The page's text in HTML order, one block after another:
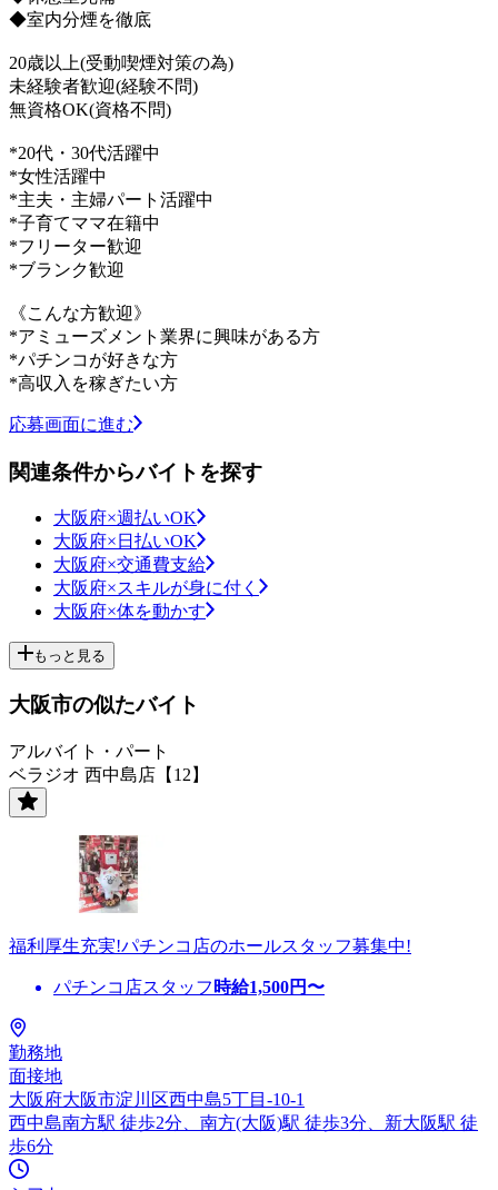
◆室内分煙を徹底
20歳以上(受動喫煙対策の為)
未経験者歓迎(経験不問)
無資格OK(資格不問)
*20代・30代活躍中
*女性活躍中
*主夫・主婦パート活躍中
*子育てママ在籍中
*フリーター歓迎
*ブランク歓迎
《こんな方歓迎》
*アミューズメント業界に興味がある方
*パチンコが好きな方
*高収入を稼ぎたい方
応募画面に進む
関連条件からバイトを探す
大阪府×週払いOK
大阪府×日払いOK
大阪府×交通費支給
大阪府×スキルが身に付く
大阪府×体を動かす
もっと見る
大阪市の似たバイト
アルバイト・パート
ベラジオ 西中島店【12】
福利厚生充実!パチンコ店のホールスタッフ募集中!
パチンコ店スタッフ 時給1,500円〜
勤務地
面接地
大阪府大阪市淀川区西中島5丁目-10-1
西中島南方駅 徒歩2分、南方(大阪)駅 徒歩3分、新大阪駅 徒
歩6分